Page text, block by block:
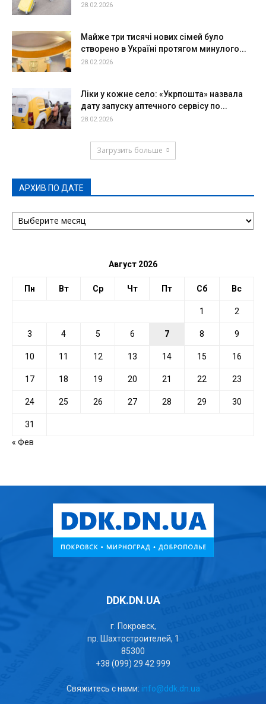
28.02.2026
Майже три тисячі нових сімей було
створено в Україні протягом минулого...
28.02.2026
Ліки у кожне село: «Укрпошта» назвала
дату запуску аптечного сервісу по...
28.02.2026
Загрузить больше
АРХИВ ПО ДАТЕ
АРХИВ
ПО
Август 2026
Пн Вт Ср Чт Пт Сб Вс
1 2
3 4 5 6 7 8 9
10 11 12 13 14 15 16
17 18 19 20 21 22 23
24 25 26 27 28 29 30
31
« Фев
DDK.DN.UA
г. Покровск,
пр. Шахтостроителей, 1
85300
+38 (099) 29 42 999
Свяжитесь с нами: info@ddk.dn.ua